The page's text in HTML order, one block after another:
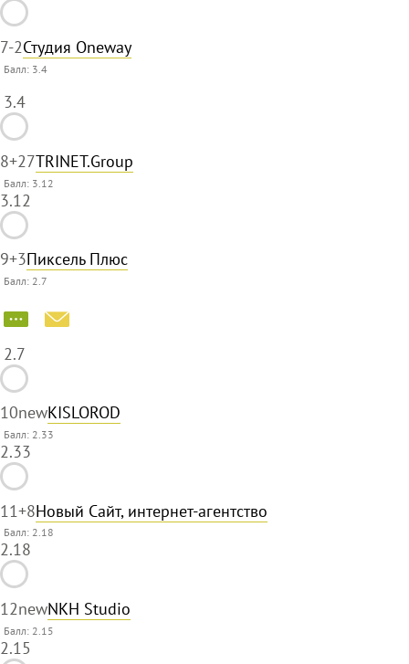
7-2Студия Oneway
Балл: 3.4
3.4
8+27TRINET.Group
Балл: 3.12
3.12
9+3Пиксель Плюс
Балл: 2.7
2.7
10newKISLOROD
Балл: 2.33
2.33
11+8Новый Сайт, интернет-агентство
Балл: 2.18
2.18
12newNKH Studio
Балл: 2.15
2.15